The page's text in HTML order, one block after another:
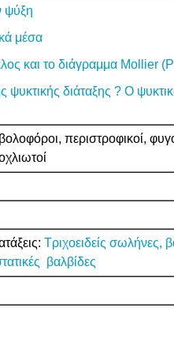
ψύξη
μέσα
και το διάγραμμα Mollier
ψυκτικής διάταξης ? Ο
περιστροφικοί,
Τριχοειδείς σωλήνες,
βαλβίδες